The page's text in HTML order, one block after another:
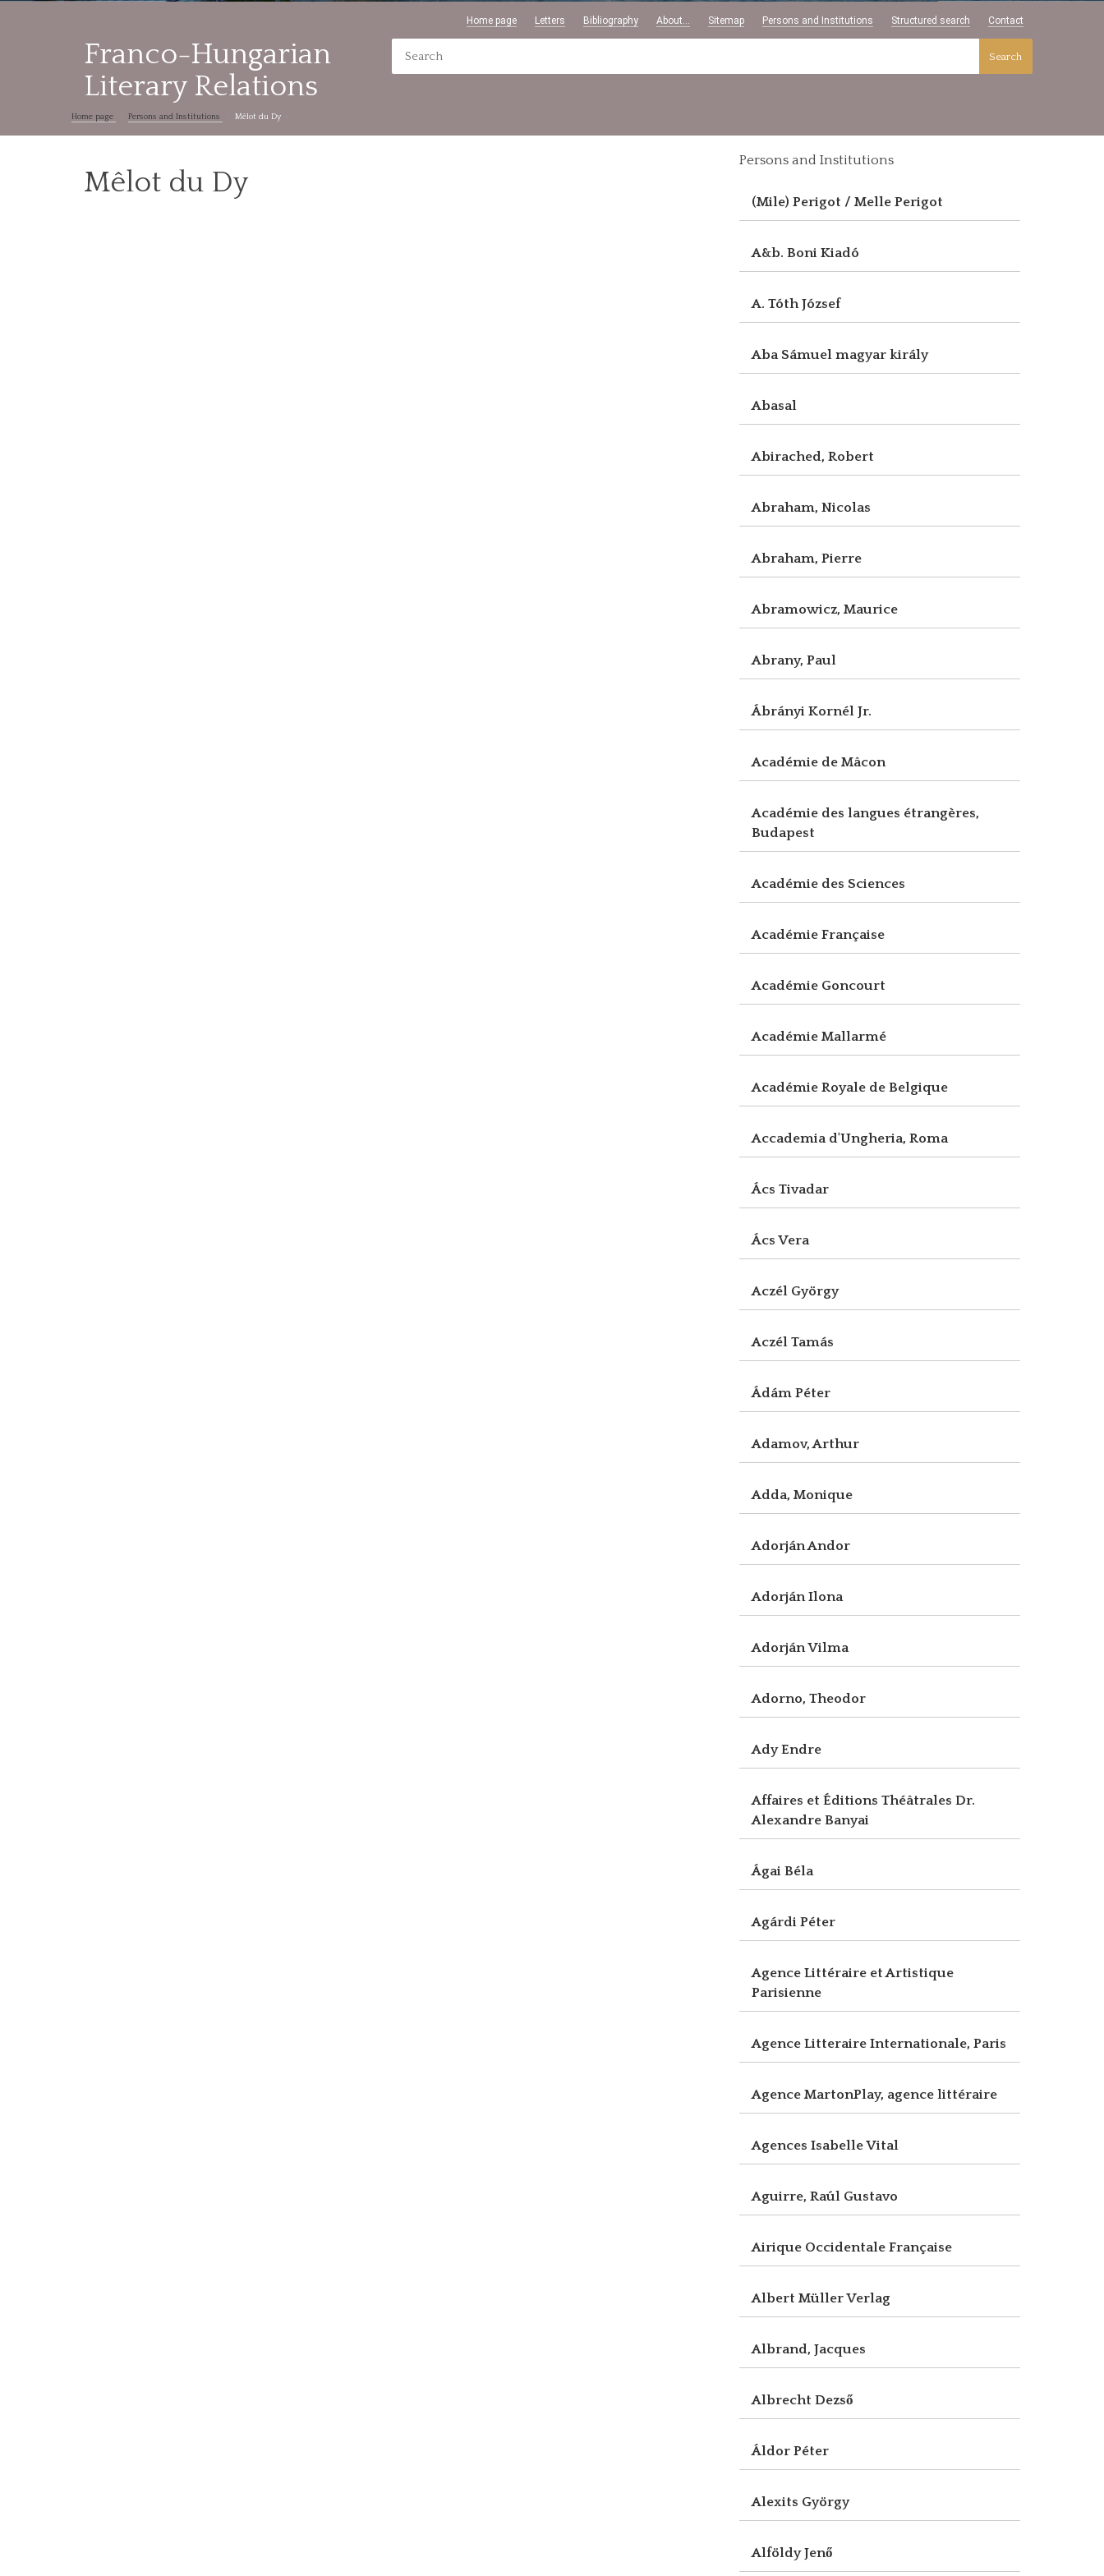
Home page Letters Bibliography About... Sitemap Persons and Institutions Structured search Contact
Franco-Hungarian
Literary Relations
Search
Home page Persons and Institutions Mêlot du Dy
Mêlot du Dy
Persons and Institutions
(Mile) Perigot / Melle Perigot
A&b. Boni Kiadó
A. Tóth József
Aba Sámuel magyar király
Abasal
Abirached, Robert
Abraham, Nicolas
Abraham, Pierre
Abramowicz, Maurice
Abrany, Paul
Ábrányi Kornél Jr.
Académie de Mâcon
Académie des langues étrangères,
Budapest
Académie des Sciences
Académie Française
Académie Goncourt
Académie Mallarmé
Académie Royale de Belgique
Accademia d'Ungheria, Roma
Ács Tivadar
Ács Vera
Aczél György
Aczél Tamás
Ádám Péter
Adamov, Arthur
Adda, Monique
Adorján Andor
Adorján Ilona
Adorján Vilma
Adorno, Theodor
Ady Endre
Affaires et Éditions Théâtrales Dr.
Alexandre Banyai
Ágai Béla
Agárdi Péter
Agence Littéraire et Artistique
Parisienne
Agence Litteraire Internationale, Paris
Agence MartonPlay, agence littéraire
Agences Isabelle Vital
Aguirre, Raúl Gustavo
Airique Occidentale Française
Albert Müller Verlag
Albrand, Jacques
Albrecht Dezső
Áldor Péter
Alexits György
Alföldy Jenő